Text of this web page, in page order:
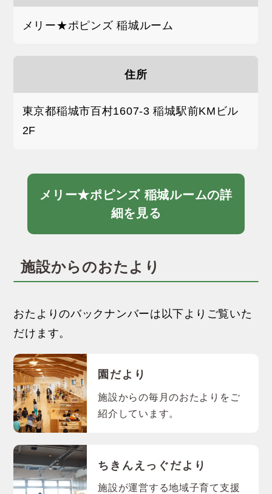
メリー★ポピンズ 稲城ルーム
住所
東京都稲城市百村1607-3 稲城駅前KMビル
2F
メリー★ポピンズ 稲城ルームの詳
細を見る
施設からのおたより
おたよりのバックナンバーは以下よりご覧いた
だけます。
園だより
施設からの毎月のおたよりをご
紹介しています。
ちきんえっぐだより
施設が運営する地域子育て支援